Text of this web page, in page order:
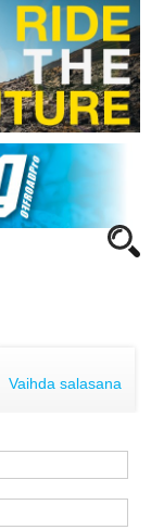
Vaihda salasana